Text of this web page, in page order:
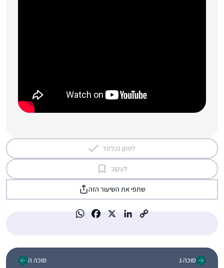
לסמן כנלמד
לעקוב
שתפי את השיעור הזה
סוכה ג סוכה ה